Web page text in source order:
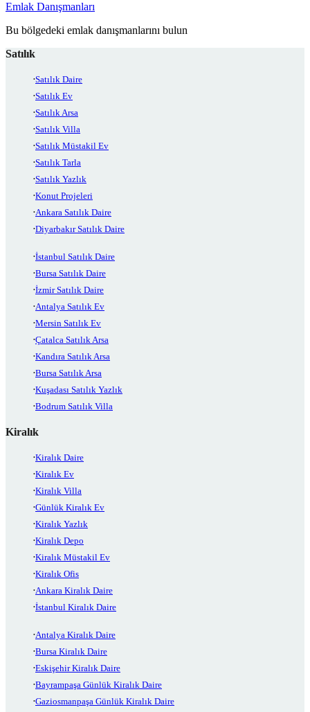
Emlak Danışmanları
Bu bölgedeki emlak danışmanlarını bulun
Satılık
Satılık Daire
Satılık Ev
Satılık Arsa
Satılık Villa
Satılık Müstakil Ev
Satılık Tarla
Satılık Yazlık
Konut Projeleri
Ankara Satılık Daire
Diyarbakır Satılık Daire
İstanbul Satılık Daire
Bursa Satılık Daire
İzmir Satılık Daire
Antalya Satılık Ev
Mersin Satılık Ev
Çatalca Satılık Arsa
Kandıra Satılık Arsa
Bursa Satılık Arsa
Kuşadası Satılık Yazlık
Bodrum Satılık Villa
Kiralık
Kiralık Daire
Kiralık Ev
Kiralık Villa
Günlük Kiralık Ev
Kiralık Yazlık
Kiralık Depo
Kiralık Müstakil Ev
Kiralık Ofis
Ankara Kiralık Daire
İstanbul Kiralık Daire
Antalya Kiralık Daire
Bursa Kiralık Daire
Eskişehir Kiralık Daire
Bayrampaşa Günlük Kiralık Daire
Gaziosmanpaşa Günlük Kiralık Daire